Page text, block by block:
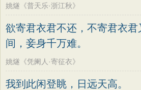
姚燧《普天乐·浙江秋》
欲寄君衣君不还，不寄君衣
间，妾身千万难。
姚燧《凭阑人·寄征衣》
我到此闲登眺，日远天高。